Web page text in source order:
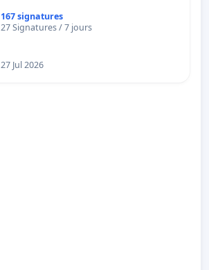
167 signatures
27 Signatures / 7 jours
27 Jul 2026